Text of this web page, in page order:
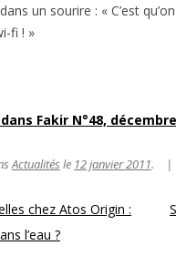
un sourire : « C’est
fi ! »
Fakir N°48,
Actualités le 12 janvier 2011. |
chez Atos Origin :
l’eau ?